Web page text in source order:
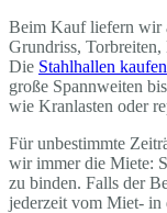
Beim Kauf liefern wir
Grundriss,
Die Stahlhallen kaufen
große Spannweiten
wie Kranlasten oder
Für unbestimmte
wir immer die Miete:
zu binden. Falls der
jederzeit vom Miet- in